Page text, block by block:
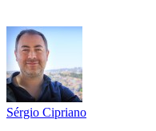
Sérgio Cipriano